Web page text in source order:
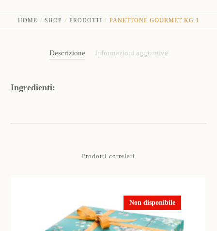
HOME SHOP PRODOTTI PANETTONE GOURMET KG.1
Descrizione Informazioni aggiuntive
Ingredienti:
Prodotti correlati
Non disponibile